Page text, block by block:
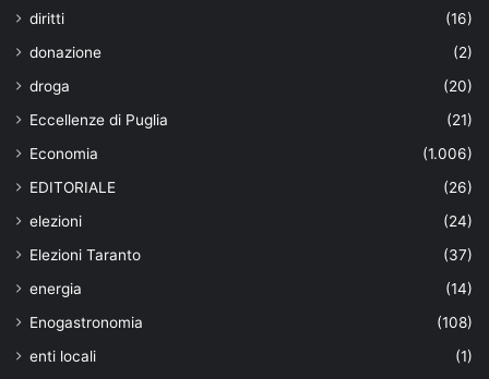
diritti
(16)
donazione
(2)
droga
(20)
Eccellenze di Puglia
(21)
Economia
(1.006)
EDITORIALE
(26)
elezioni
(24)
Elezioni Taranto
(37)
energia
(14)
Enogastronomia
(108)
enti locali
(1)